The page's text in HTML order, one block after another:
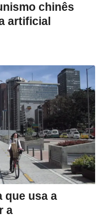
chinês
artificial
que usa a
a